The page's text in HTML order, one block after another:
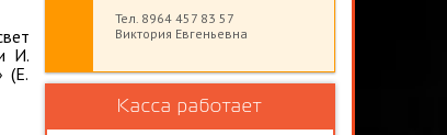
И.
(Е.
Тел. 8964 457 83 57
Виктория Евгеньевна
Касса работает